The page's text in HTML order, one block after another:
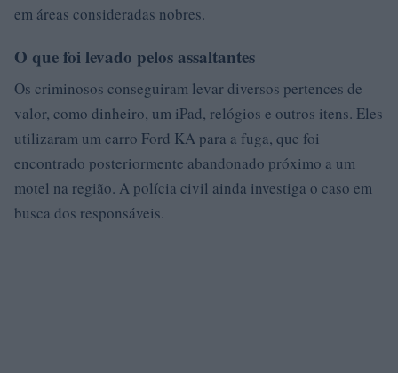
em áreas consideradas nobres.
O que foi levado pelos assaltantes
Os criminosos conseguiram levar diversos pertences de
valor, como dinheiro, um iPad, relógios e outros itens. Eles
utilizaram um carro Ford KA para a fuga, que foi
encontrado posteriormente abandonado próximo a um
motel na região. A polícia civil ainda investiga o caso em
busca dos responsáveis.